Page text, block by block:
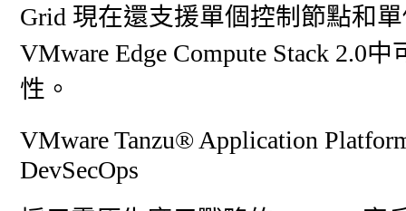
Grid 現在還支援單個控制節點和
VMware Edge Compute Stack 2.0
性。
VMware Tanzu® Application
DevSecOps